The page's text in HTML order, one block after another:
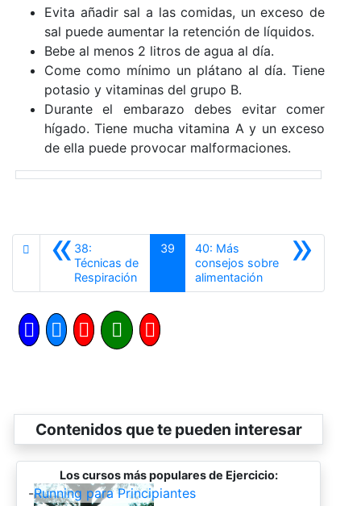
Evita añadir sal a las comidas, un exceso de
sal puede aumentar la retención de líquidos.
Bebe al menos 2 litros de agua al día.
Come como mínimo un plátano al día. Tiene
potasio y vitaminas del grupo B.
Durante el embarazo debes evitar comer
hígado. Tiene mucha vitamina A y un exceso
de ella puede provocar malformaciones.
«38:
Técnicas de
RespiraciónAnterior
39 »
40: Más
consejos sobre
alimentaciónSiguiente
Contenidos que te pueden interesar
Los cursos más populares de Ejercicio:
-Running para Principiantes